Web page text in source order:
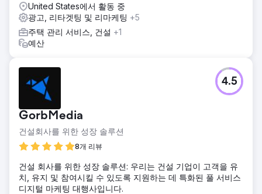
United States에서 활동 중
광고, 리타겟팅 및 리마케팅 +5
주택 관리 서비스, 건설 +1
예산
GorbMedia
건설회사를 위한 성장 솔루션
8개 리뷰
4.5
건설 회사를 위한 성장 솔루션: 우리는 건설 기업이 고객을 유
치, 유지 및 참여시킬 수 있도록 지원하는 데 특화된 풀 서비스
디지털 마케팅 대행사입니다.